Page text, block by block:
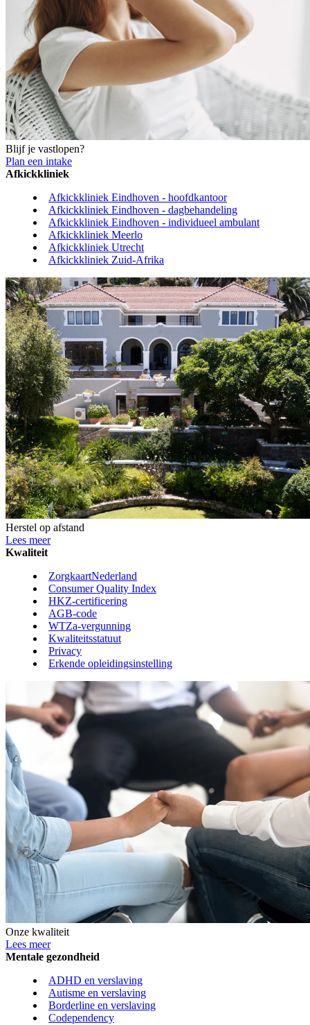
Blijf je vastlopen?
Plan een intake
Afkickkliniek
Afkickkliniek Eindhoven - hoofdkantoor
Afkickkliniek Eindhoven - dagbehandeling
Afkickkliniek Eindhoven - individueel ambulant
Afkickkliniek Meerlo
Afkickkliniek Utrecht
Afkickkliniek Zuid-Afrika
Herstel op afstand
Lees meer
Kwaliteit
ZorgkaartNederland
Consumer Quality Index
HKZ-certificering
AGB-code
WTZa-vergunning
Kwaliteitsstatuut
Privacy
Erkende opleidingsinstelling
Onze kwaliteit
Lees meer
Mentale gezondheid
ADHD en verslaving
Autisme en verslaving
Borderline en verslaving
Codependency